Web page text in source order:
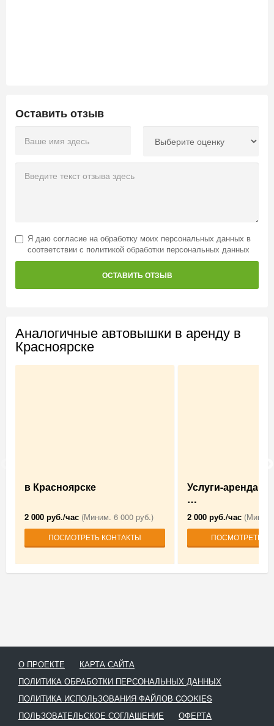
Оставить отзыв
Я даю согласие на обработку моих персональных данных в
соответствии с политикой обработки персональных данных
ОСТАВИТЬ ОТЗЫВ
Аналогичные автовышки в аренду в
Красноярске
в Красноярске
2 000 руб./час (Миним. 6 000 руб.)
ПОСМОТРЕТЬ КОНТАКТЫ
Услуги-аренда
…
2 000 руб./час
ПОСМОТРЕТЬ
О ПРОЕКТЕ
КАРТА САЙТА
ПОЛИТИКА ОБРАБОТКИ ПЕРСОНАЛЬНЫХ ДАННЫХ
ПОЛИТИКА ИСПОЛЬЗОВАНИЯ ФАЙЛОВ COOKIES
ПОЛЬЗОВАТЕЛЬСКОЕ СОГЛАШЕНИЕ
ОФЕРТА